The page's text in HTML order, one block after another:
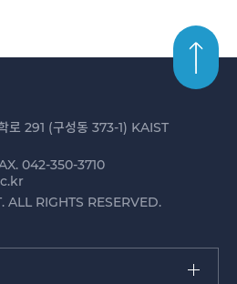
로 291 (구성동 373-1) KAIST
042-350-3710
RIGHTS RESERVED.